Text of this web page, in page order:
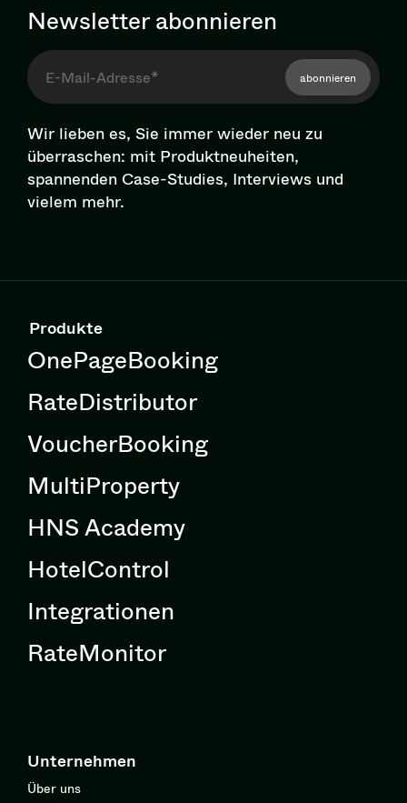
Newsletter abonnieren
abonnieren
Wir lieben es, Sie immer wieder neu zu
überraschen: mit Pro­dukt­neu­hei­ten,
spannenden Case-Studies, Interviews und
vielem mehr.
Produkte
OnePageBooking
RateDistributor
VoucherBooking
MultiProperty
HNS Academy
HotelControl
Integrationen
RateMonitor
Unternehmen
Über uns